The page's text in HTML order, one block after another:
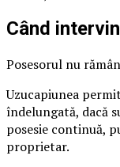
Când
Posesorul nu
Uzucapiunea
îndelungată, dacă
posesie continuă,
proprietar.